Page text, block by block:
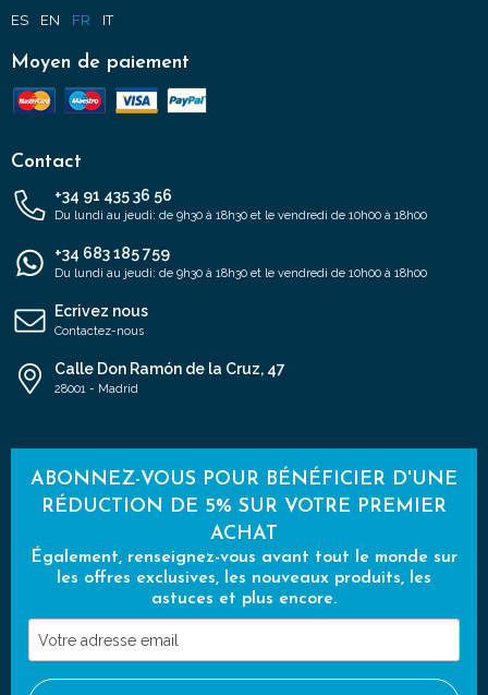
ES EN FR IT
Moyen de paiement
Contact
+34 91 435 36 56
Du lundi au jeudi: de 9h30 à 18h30 et le vendredi de 10h00 à 18h00
+34 683 185 759
Du lundi au jeudi: de 9h30 à 18h30 et le vendredi de 10h00 à 18h00
Ecrivez nous
Contactez-nous
Calle Don Ramón de la Cruz, 47
28001 - Madrid
ABONNEZ-VOUS POUR BÉNÉFICIER D'UNE
RÉDUCTION DE 5% SUR VOTRE PREMIER
ACHAT
Également, renseignez-vous avant tout le monde sur
les offres exclusives, les nouveaux produits, les
astuces et plus encore.
Votre
adresse
email